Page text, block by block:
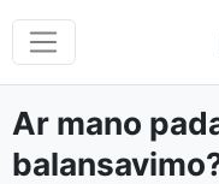
Ar mano